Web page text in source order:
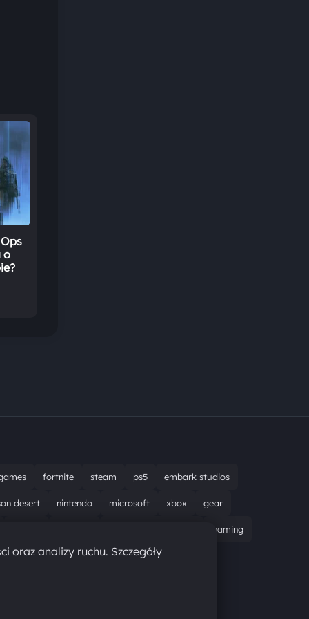
o
fortnite steam ps5 embark studios
desert nintendo microsoft xbox gear
gaming
oraz analizy ruchu. Szczegóły